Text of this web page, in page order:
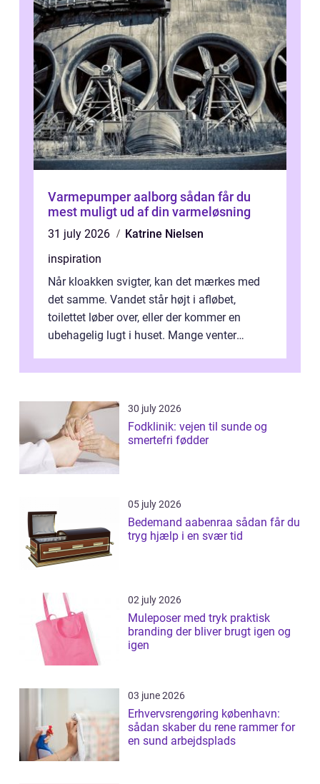
Varmepumper aalborg sådan får du
mest muligt ud af din varmeløsning
31 july 2026
Katrine Nielsen
inspiration
Når kloakken svigter, kan det mærkes med
det samme. Vandet står højt i afløbet,
toilettet løber over, eller der kommer en
ubehagelig lugt i huset. Mange venter
30 july 2026
Fodklinik: vejen til sunde og
smertefri fødder
05 july 2026
Bedemand aabenraa sådan får du
tryg hjælp i en svær tid
02 july 2026
Muleposer med tryk praktisk
branding der bliver brugt igen og
igen
03 june 2026
Erhvervsrengøring københavn:
sådan skaber du rene rammer for
en sund arbejdsplads